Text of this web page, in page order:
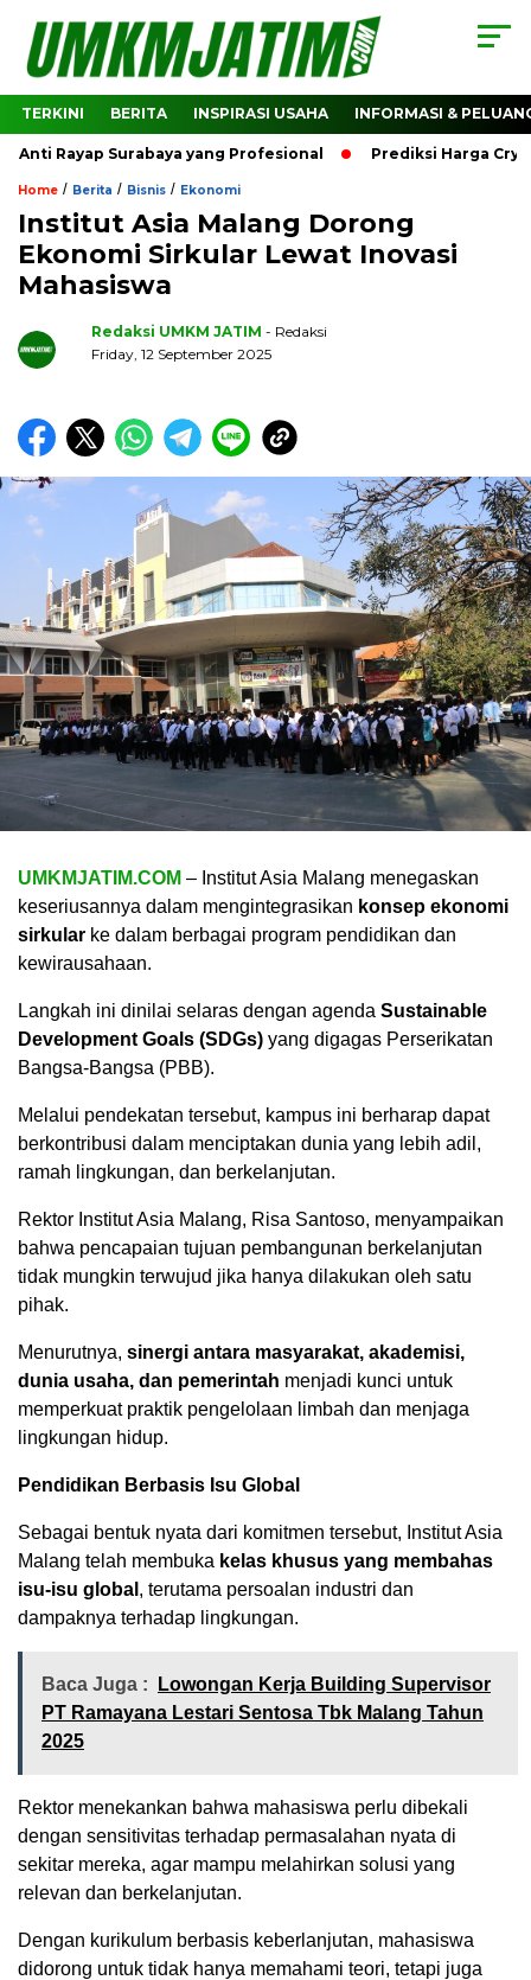
TERKINI BERITA INSPIRASI USAHA INFORMASI &
Rayap Surabaya yang Profesional Prediksi Harga Crypto
Home / Berita / Bisnis / Ekonomi
Institut Asia Malang Dorong
Ekonomi Sirkular Lewat Inovasi
Mahasiswa
Redaksi UMKM JATIM - Redaksi
Friday, 12 September 2025
UMKMJATIM.COM – Institut Asia Malang menegaskan
keseriusannya dalam mengintegrasikan konsep ekonomi
sirkular ke dalam berbagai program pendidikan dan
kewirausahaan.
Langkah ini dinilai selaras dengan agenda Sustainable
Development Goals (SDGs) yang digagas Perserikatan
Bangsa-Bangsa (PBB).
Melalui pendekatan tersebut, kampus ini berharap dapat
berkontribusi dalam menciptakan dunia yang lebih adil,
ramah lingkungan, dan berkelanjutan.
Rektor Institut Asia Malang, Risa Santoso, menyampaikan
bahwa pencapaian tujuan pembangunan berkelanjutan
tidak mungkin terwujud jika hanya dilakukan oleh satu
pihak.
Menurutnya, sinergi antara masyarakat, akademisi,
dunia usaha, dan pemerintah menjadi kunci untuk
memperkuat praktik pengelolaan limbah dan menjaga
lingkungan hidup.
Pendidikan Berbasis Isu Global
Sebagai bentuk nyata dari komitmen tersebut, Institut Asia
Malang telah membuka kelas khusus yang membahas
isu-isu global , terutama persoalan industri dan
dampaknya terhadap lingkungan.
Baca Juga :
Lowongan Kerja Building Supervisor
PT Ramayana Lestari Sentosa Tbk Malang Tahun
2025
Rektor menekankan bahwa mahasiswa perlu dibekali
dengan sensitivitas terhadap permasalahan nyata di
sekitar mereka, agar mampu melahirkan solusi yang
relevan dan berkelanjutan.
Dengan kurikulum berbasis keberlanjutan, mahasiswa
didorong untuk tidak hanya memahami teori, tetapi juga